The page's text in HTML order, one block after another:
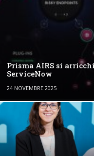
Prisma AIRS si
ServiceNow
24 NOVEMBRE 2025